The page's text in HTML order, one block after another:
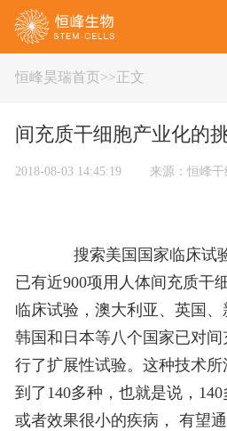
恒峰昊瑞首页>>正文
间充质干细胞产业化的
2018-08-03 14:45:19 来源：恒峰干
搜索美国国家临床试
已有近900项用人体间充质干
临床试验，澳大利亚、英国、
韩国和日本等八个国家已对
行了扩展性试验。这种技术
到了140多种，也就是说，
或者效果很小的疾病， 有望